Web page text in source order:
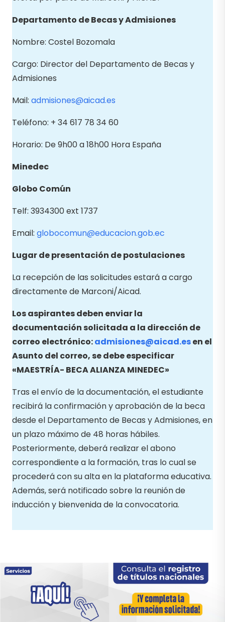
Departamento de Becas yAdmisiones
Nombre: Costel Bozomala
Cargo: Director del Departamento de Becas y
Admisiones
Mail: admisiones@aicad.es
Teléfono: + 34 617 78 34 60
Horario: De 9h00 a 18h00 Hora España
Minedec
Globo Común
Telf: 3934300 ext 1737
Email: globocomun@educacion.gob.ec
Lugar de presentación de postulaciones
La recepción de las solicitudes estará a cargo
directamente de Marconi/Aicad.
Los aspirantes deben enviar la
documentación solicitada a la dirección de
correo electrónico:admisiones@aicad.esen el
Asunto del correo, se debe especificar
«MAESTRÍA- BECA ALIANZA MINEDEC»
Tras el envío de la documentación, el estudiante
recibirá la confirmación y aprobación de la beca
desde el Departamento de Becas y Admisiones, en
un plazo máximo de 48 horas hábiles.
Posteriormente, deberá realizar el abono
correspondiente a la formación, tras lo cual se
procederá con su alta en la plataforma educativa.
Además, será notificado sobre la reunión de
inducción y bienvenida de la convocatoria.